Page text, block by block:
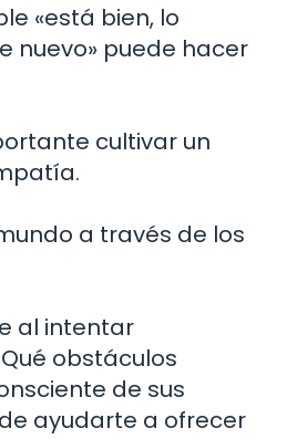
«está bien, lo
nuevo» puede hacer
cultivar un
a través de los
al intentar
obstáculos
de sus
ayudarte a ofrecer